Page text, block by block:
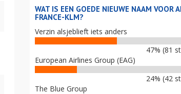
WAT IS EEN GOEDE NIEUWE NAAM VOOR
FRANCE-KLM?
Verzin alsjeblieft iets anders
47% (81
European Airlines Group (EAG)
24% (42
The Blue Group